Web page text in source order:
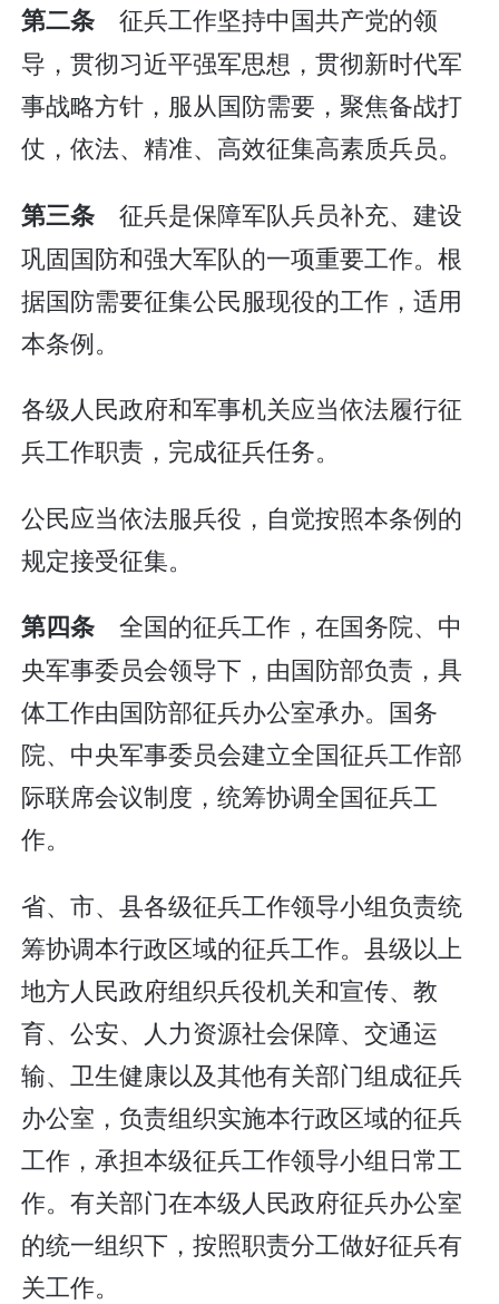
第二条 征兵工作坚持中国共产党的领
导，贯彻习近平强军思想，贯彻新时代军
事战略方针，服从国防需要，聚焦备战打
仗，依法、精准、高效征集高素质兵员。
第三条 征兵是保障军队兵员补充、建设
巩固国防和强大军队的一项重要工作。根
据国防需要征集公民服现役的工作，适用
本条例。
各级人民政府和军事机关应当依法履行征
兵工作职责，完成征兵任务。
公民应当依法服兵役，自觉按照本条例的
规定接受征集。
第四条 全国的征兵工作，在国务院、中
央军事委员会领导下，由国防部负责，具
体工作由国防部征兵办公室承办。国务
院、中央军事委员会建立全国征兵工作部
际联席会议制度，统筹协调全国征兵工
作。
省、市、县各级征兵工作领导小组负责统
筹协调本行政区域的征兵工作。县级以上
地方人民政府组织兵役机关和宣传、教
育、公安、人力资源社会保障、交通运
输、卫生健康以及其他有关部门组成征兵
办公室，负责组织实施本行政区域的征兵
工作，承担本级征兵工作领导小组日常工
作。有关部门在本级人民政府征兵办公室
的统一组织下，按照职责分工做好征兵有
关工作。